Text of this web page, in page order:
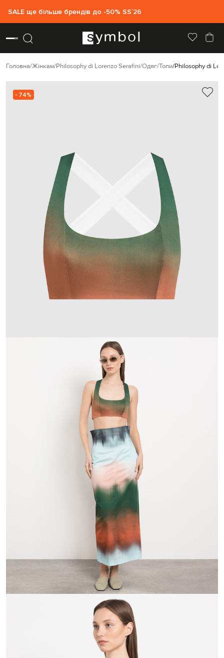
SALE ще більше брендів до -50% SS`26
Головна Жінкам Philosophy di Lorenzo Serafini Одяг Топи Philosophy di
- 74%